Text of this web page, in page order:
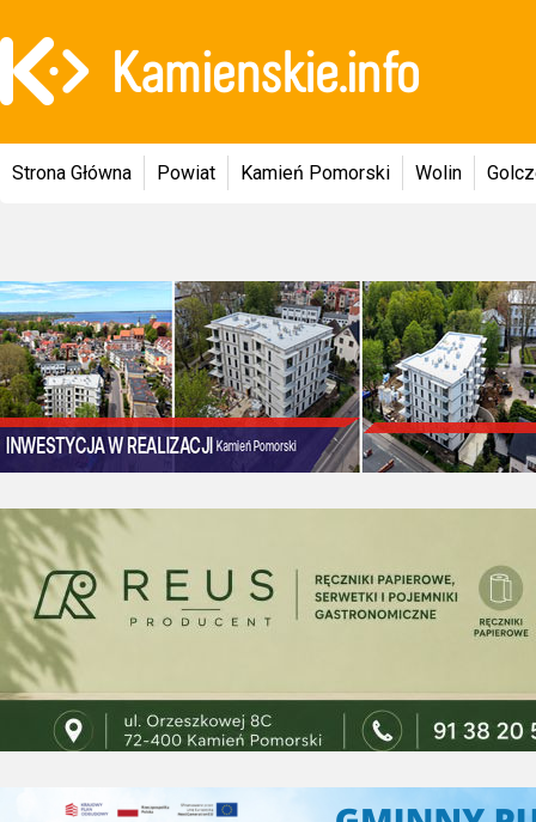
Strona Główna Powiat Kamień Pomorski Wolin